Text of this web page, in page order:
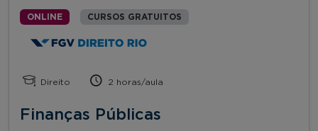
ONLINE CURSOS GRATUITOS
Direito 2 horas/aula
Finanças Públicas